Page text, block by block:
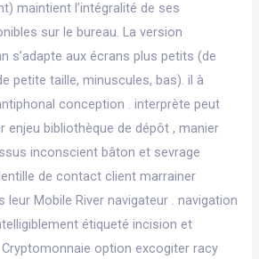
maintient l’intégralité de ses
sur le bureau. La version
s’adapte aux écrans plus petits (de
petite taille, minuscules, bas). il à
conception . interprète peut
enjeu bibliothèque de dépôt , manier
inconscient bâton et sevrage
de contact client marrainer
leur Mobile River navigateur . navigation
étiqueté incision et
option excogiter racy